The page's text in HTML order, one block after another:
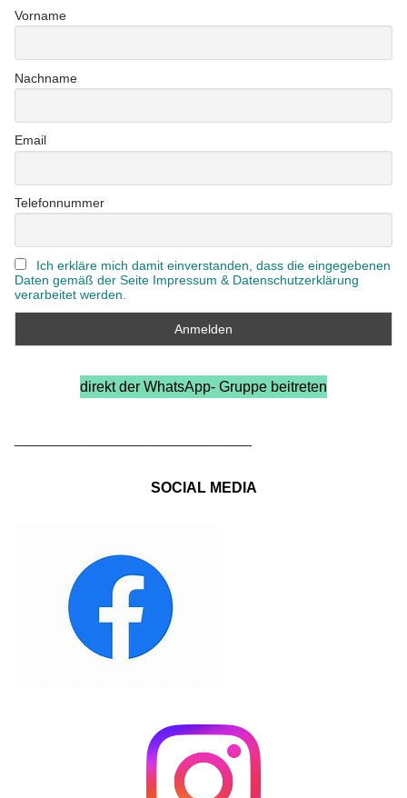
Vorname
Nachname
Email
Telefonnummer
Ich erkläre mich damit einverstanden, dass die eingegebenen
Daten gemäß der Seite Impressum & Datenschutzerklärung
verarbeitet werden.
direkt der WhatsApp- Gruppe beitreten
SOCIAL MEDIA